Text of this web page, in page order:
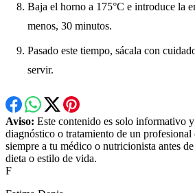
Baja el horno a 175°C e introduce la
menos, 30 minutos.
Pasado este tiempo, sácala con
servir.
Aviso: Este contenido es solo informativo
diagnóstico o tratamiento de un profesional
siempre a tu médico o nutricionista antes
dieta o estilo de vida.
F